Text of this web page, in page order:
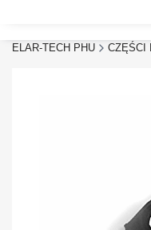
ELAR-TECH PHU CZĘŚCI